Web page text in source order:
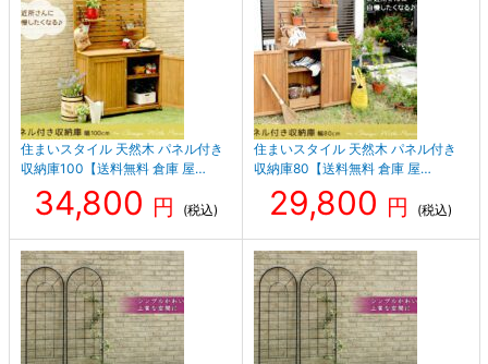
住まいスタイル 天然木 パネル付き
収納庫100【送料無料 倉庫 屋…
34,800 円 (税込)
住まいスタイル 天然木 パネル付き
収納庫80【送料無料 倉庫 屋…
29,800 円 (税込)